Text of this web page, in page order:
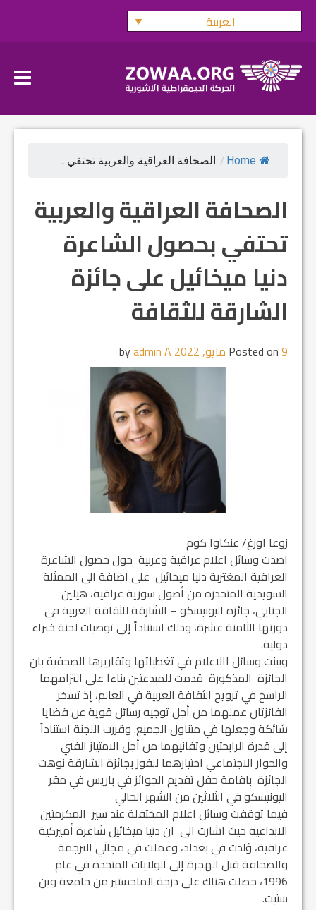
Skip
العربية
Home
/ الصحافة العراقية والعربية تحتفي...
الصحافة العراقية والعربية
تحتفي بحصول الشاعرة
دنيا ميخائيل على جائزة
الشارقة للثقافة
Posted on9 مايو, 2022 admin A
زوعا اورغ/ عنكاوا كوم
اصدت وسائل اعلام عراقية وعربية حول حصول الشاعرة
العراقية المغتربة دنيا ميخائيل على اضافة الى الممثلة
السويدية المتحدرة من أصول سورية عراقية، هيلين
الجنابي، جائزة اليونيسكو – الشارقة للثقافة العربية في
دورتها الثامنة عشرة، وذلك استناداً إلى توصيات لجنة خبراء
دولية.
وبينت وسائل االاعلام في تغطياتها وتقاريرها الصحفية بان
الجائزة المذكورة قدمت للمبدعتين بناءا على التزامهما
الراسخ في ترويج الثقافة العربية في العالم، إذ تسخر
الفائزتان عملهما من أجل توجيه رسائل قوية عن قضايا
شائكة وجعلها في متناول الجميع. وقررت اللجنة استناداً
إلى قدرة الرابحتين وتفانيهما من أجل الامتياز الفني
والحوار الاجتماعي اختيارهما للفوز بجائزة الشارقة نوهت
الجائزة باقامة حفل تقديم الجوائز في باريس في مقر
اليونيسكو في الثلاثين من الشهر الحالي
فيما توقفت وسائل اعلام المختفلة عند سير المكرمتين
الابداعية حيث اشارت الى ان دنيا ميخائيل شاعرة أميركية
عراقية، وُلدت في بغداد، وعملت في مجالَي الترجمة
والصحافة قبل الهجرة إلى الولايات المتحدة في عام
1996، حصلت هناك على درجة الماجستير من جامعة وين
ستيت.